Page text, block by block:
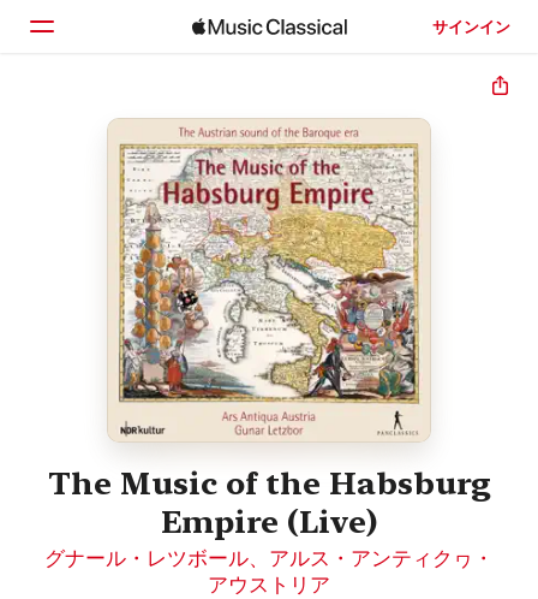
サインイン
ホーム
見つける
The Music of the Habsburg
Empire (Live)
グナール・レツボール、 アルス・アンティクヮ・
アウストリア